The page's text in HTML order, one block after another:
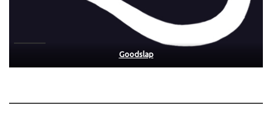
Goodslap